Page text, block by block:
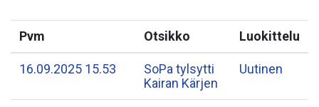
Pvm Otsikko Luokittelu
16.09.2025 15.53
​SoPa tylsytti
Kairan Kärjen
Uutinen